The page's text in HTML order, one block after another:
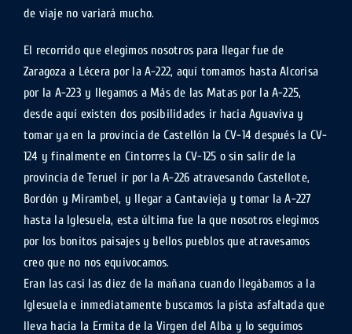
de viaje no variará mucho.
El recorrido que elegimos nosotros para llegar fue de
Zaragoza a Lécera por la A-222, aquí tomamos hasta Alcorisa
por la A-223 y llegamos a Más de las Matas por la A-225,
desde aquí existen dos posibilidades ir hacia Aguaviva y
tomar ya en la provincia de Castellón la CV-14 después la CV-
124 y finalmente en Cintorres la CV-125 o sin salir de la
provincia de Teruel ir por la A-226 atravesando Castellote,
Bordón y Mirambel, y llegar a Cantavieja y tomar la A-227
hasta la Iglesuela, esta última fue la que nosotros elegimos
por los bonitos paisajes y bellos pueblos que atravesamos
creo que no nos equivocamos.
Eran las casi las diez de la mañana cuando llegábamos a la
Iglesuela e inmediatamente buscamos la pista asfaltada que
lleva hacia la Ermita de la Virgen del Alba y lo seguimos